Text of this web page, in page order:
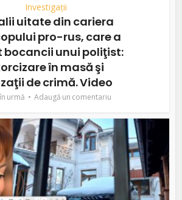
Investigații
uitate din cariera
pro-rus, care a
bocancii unui poliţist:
în masă şi
de crimă. Video
urmă Adaugă un comentariu